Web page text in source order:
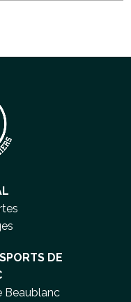
DE
Beaublanc